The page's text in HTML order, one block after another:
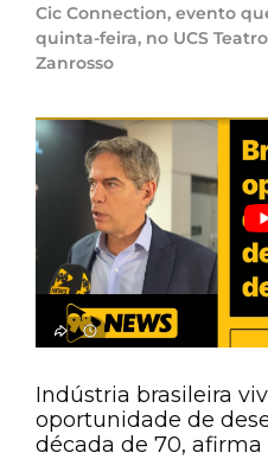
Cic Connection, evento
quinta-feira, no UCS
Zanrosso
Indústria brasileira
oportunidade de
década de 70,